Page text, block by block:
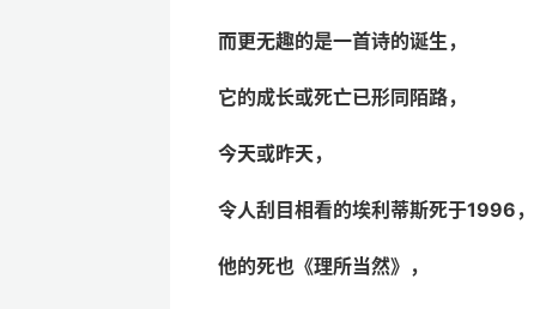
而更无趣的是一首诗的诞生，
它的成长或死亡已形同陌路，
今天或昨天，
令人刮目相看的埃利蒂斯死于1996，
他的死也《理所当然》，